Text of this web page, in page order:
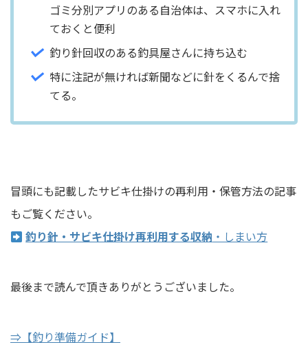
ゴミ分別アプリのある自治体は、スマホに入れ
ておくと便利
釣り針回収のある釣具屋さんに持ち込む
特に注記が無ければ新聞などに針をくるんで捨
てる。
冒頭にも記載したサビキ仕掛けの再利用・保管方法の記事
もご覧ください。
釣り針・サビキ仕掛け再利用する収納 ・しまい方
最後まで読んで頂きありがとうございました。
⇒【釣り準備ガイド】